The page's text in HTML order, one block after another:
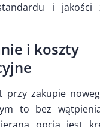
i
i koszty
przy zakupie
to bez